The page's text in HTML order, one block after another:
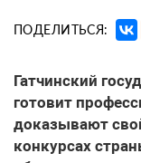
ПОДЕЛИТЬСЯ:
Гатчинский
готовит
доказывают
конкурсах